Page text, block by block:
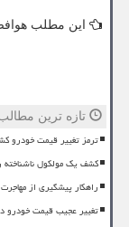
این مطلب
تازه ترین
ترمز تغییر قیمت خودرو
کشف یک مولکول
راهکار پیشگیری از
تغییر عجیب قیمت خودرو